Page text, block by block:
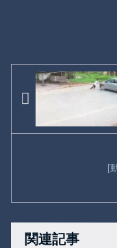
[
関連記事